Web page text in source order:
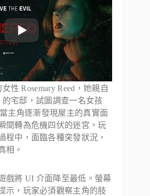
性 Rosemary Reed，她親自
的宅邸，試圖調查一名女孩
主角逐漸發現屋主的真實面
間轉為危機四伏的迷宮。玩
程中，面臨各種突發狀況，
相。
戲將 UI 介面降至最低。螢幕
示，玩家必須觀察主角的肢